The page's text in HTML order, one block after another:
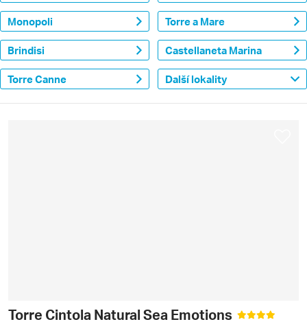
Monopoli Torre a Mare
Brindisi Castellaneta Marina
Torre Canne Další lokality
Torre Cintola Natural Sea Emotions